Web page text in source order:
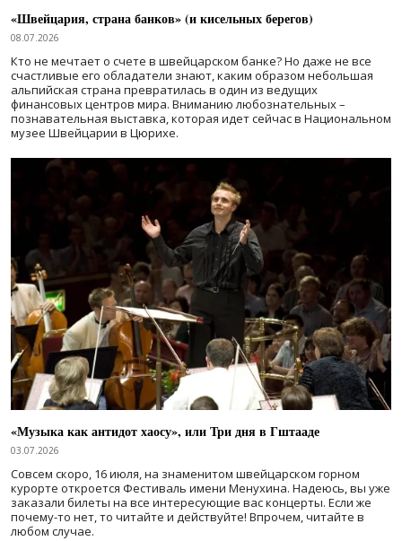
«Швейцария, страна банков» (и кисельных берегов)
08.07.2026
Кто не мечтает о счете в швейцарском банке? Но даже не все
счастливые его обладатели знают, каким образом небольшая
альпийская страна превратилась в один из ведущих
финансовых центров мира. Вниманию любознательных –
познавательная выставка, которая идет сейчас в Национальном
музее Швейцарии в Цюрихе.
«Музыка как антидот хаосу», или Три дня в Гштааде
03.07.2026
Совсем скоро, 16 июля, на знаменитом швейцарском горном
курорте откроется Фестиваль имени Менухина. Надеюсь, вы уже
заказали билеты на все интересующие вас концерты. Если же
почему-то нет, то читайте и действуйте! Впрочем, читайте в
любом случае.